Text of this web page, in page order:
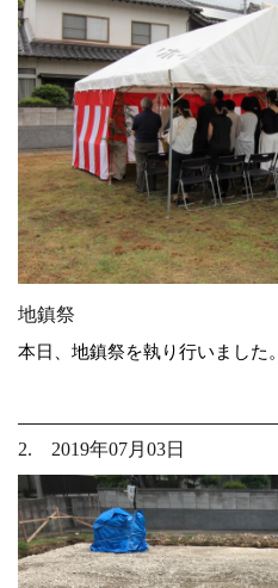
地鎮祭
本日、地鎮祭を執り行いました。
2. 2019年07月03日